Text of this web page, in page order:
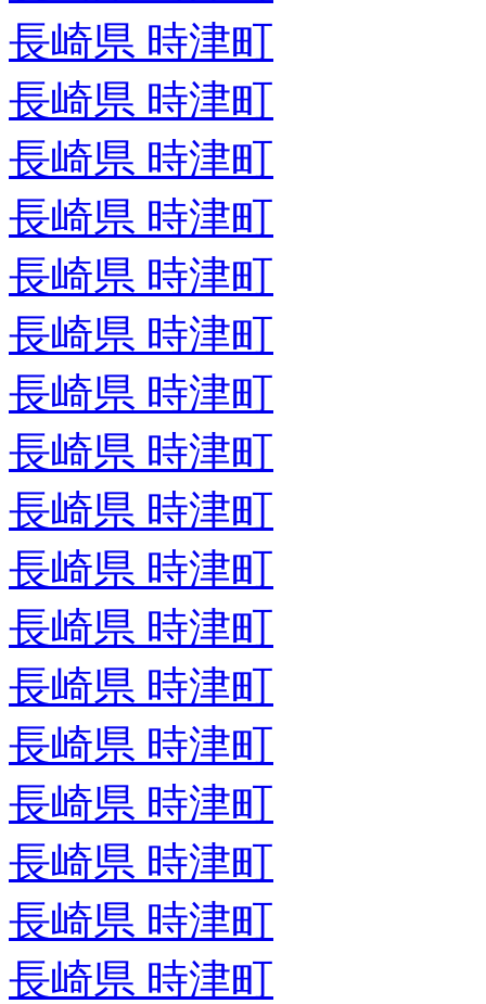
長崎県 時津町
長崎県 時津町
長崎県 時津町
長崎県 時津町
長崎県 時津町
長崎県 時津町
長崎県 時津町
長崎県 時津町
長崎県 時津町
長崎県 時津町
長崎県 時津町
長崎県 時津町
長崎県 時津町
長崎県 時津町
長崎県 時津町
長崎県 時津町
長崎県 時津町